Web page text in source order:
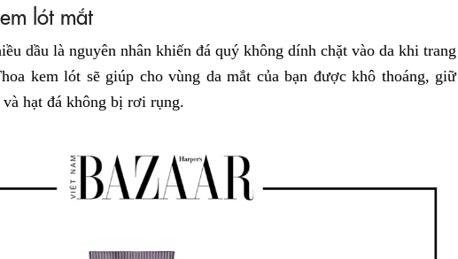
lót mắt
dầu là nguyên nhân khiến đá quý không dính chặt vào da khi trang
kem lót sẽ giúp cho vùng da mắt của bạn được khô thoáng, giữ
hạt đá không bị rơi rụng.